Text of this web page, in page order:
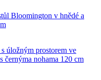
Bloomington v hnědé a